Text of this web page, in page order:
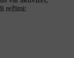
režīmi: